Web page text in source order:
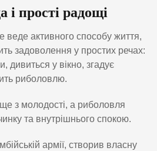
і прості радощі
веде активного способу життя,
задоволення у простих речах:
дивиться у вікно, згадує
риболовлю.
з молодості, а риболовля
та внутрішнього спокою.
армії, створив власну